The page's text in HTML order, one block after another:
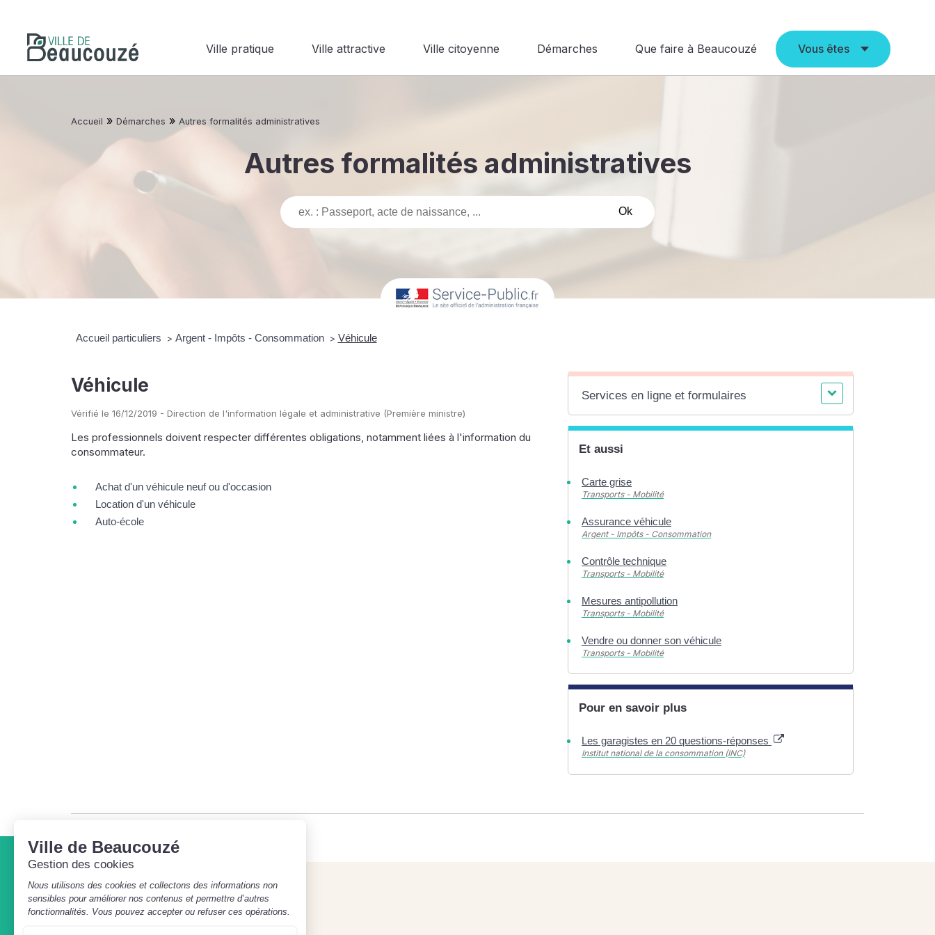
Ville pratique Ville attractive Ville citoyenne Démarches Que faire à Beaucouzé Vous êtes
Accueil » Démarches » Autres formalités administratives
Autres formalités administratives
Accueil particuliers > Argent - Impôts - Consommation > Véhicule
Véhicule
Vérifié le 16/12/2019 - Direction de l'information légale et administrative (Première ministre)
Les professionnels doivent respecter différentes obligations, notamment liées à l'information du
consommateur.
Achat d'un véhicule neuf ou d'occasion
Location d'un véhicule
Auto-école
Services en ligne et formulaires
Et aussi
Carte grise
Transports - Mobilité
Assurance véhicule
Argent - Impôts - Consommation
Contrôle technique
Transports - Mobilité
Mesures antipollution
Transports - Mobilité
Vendre ou donner son véhicule
Transports - Mobilité
Pour en savoir plus
Les garagistes en 20 questions-réponses
Institut national de la consommation (INC)
comarquage developpé par